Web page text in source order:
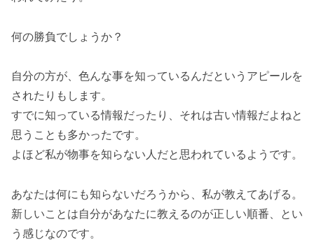
何の勝負でしょうか？
自分の方が、色んな事を知っているんだというアピールを
されたりもします。
すでに知っている情報だったり、それは古い情報だよねと
思うことも多かったです。
よほど私が物事を知らない人だと思われているようです。
あなたは何にも知らないだろうから、私が教えてあげる。
新しいことは自分があなたに教えるのが正しい順番、とい
う感じなのです。